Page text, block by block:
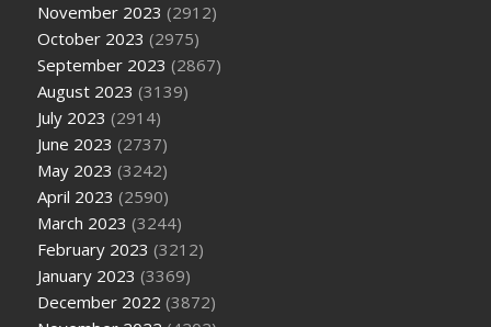
November 2023 (2912)
October 2023 (2975)
September 2023 (2867)
August 2023 (3139)
July 2023 (2914)
June 2023 (2737)
May 2023 (3242)
April 2023 (2590)
March 2023 (3244)
February 2023 (3212)
January 2023 (3369)
December 2022 (3872)